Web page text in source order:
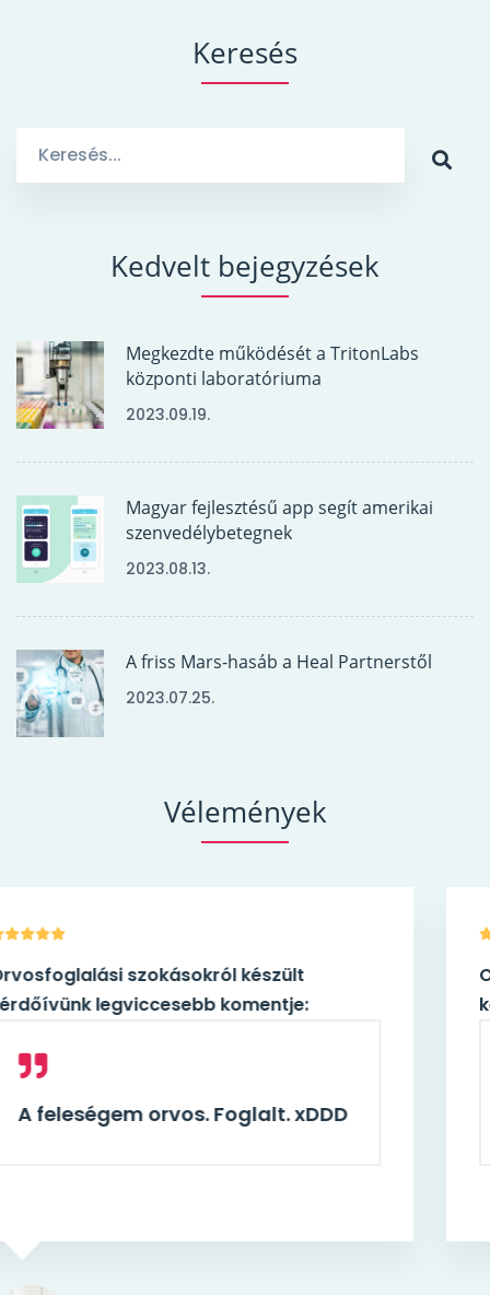
Keresés
Kedvelt bejegyzések
Megkezdte működését a TritonLabs
központi laboratóriuma
2023.09.19.
Magyar fejlesztésű app segít amerikai
szenvedélybetegnek
2023.08.13.
A friss Mars-hasáb a Heal Partnerstől
2023.07.25.
Vélemények
Orvosfoglalási szokásokról készült
kérdőívünk legviccesebb komentje:
A feleségem orvos. Foglalt. xDDD